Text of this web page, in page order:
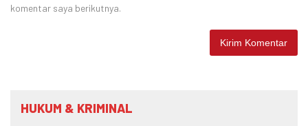
komentar saya berikutnya.
HUKUM & KRIMINAL